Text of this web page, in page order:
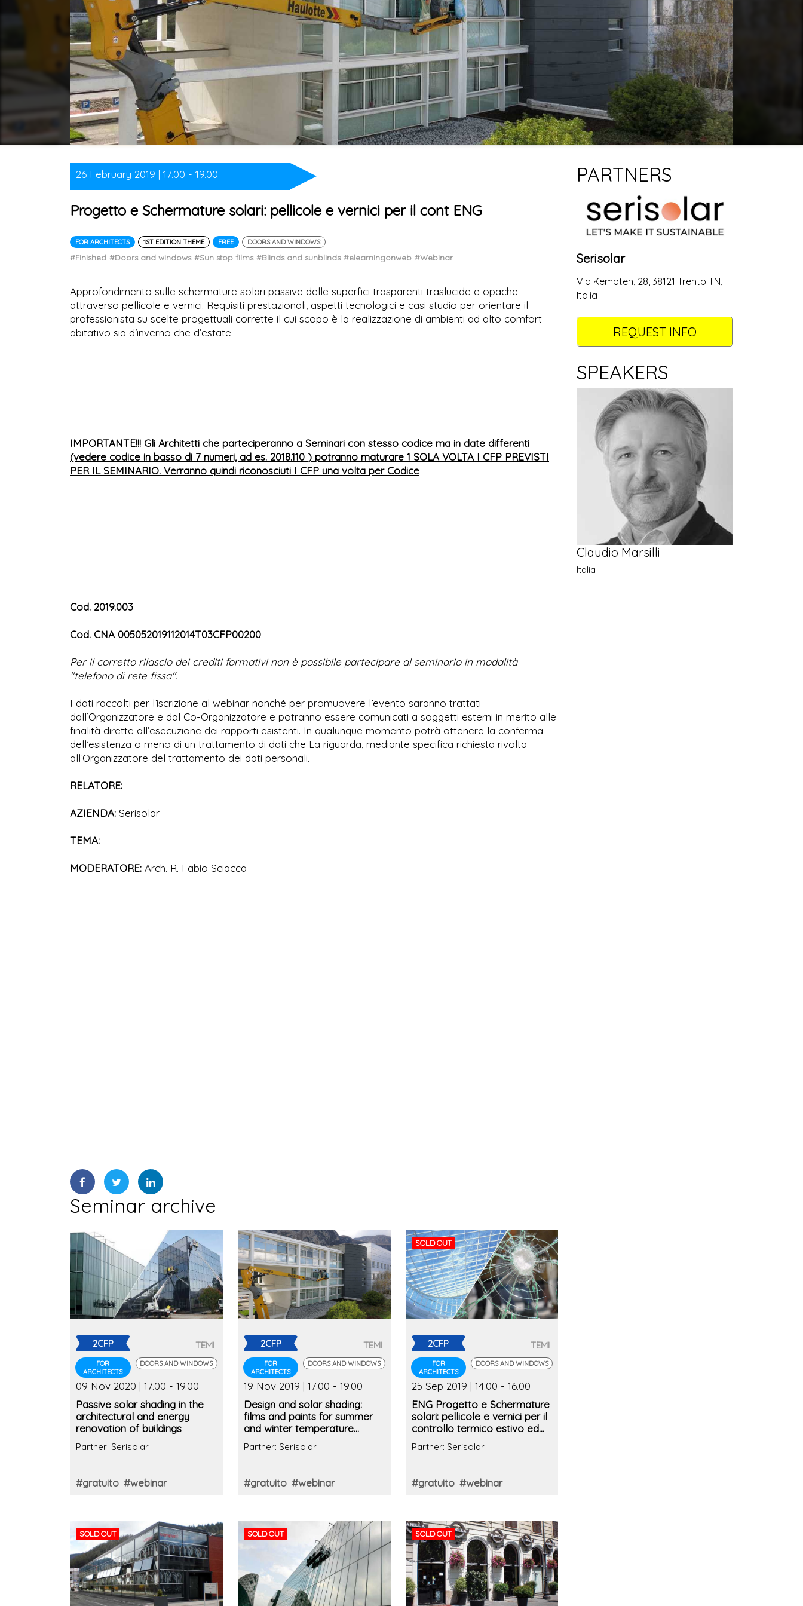
26 February 2019 | 17.00 - 19.00
Progetto e Schermature solari: pellicole e vernici per il cont ENG
FOR ARCHITECTS 1ST EDITION THEME FREE DOORS AND WINDOWS
#Finished #Doors and windows #Sun stop films #Blinds and sunblinds #elearningonweb #Webinar
Approfondimento sulle schermature solari passive delle superfici trasparenti traslucide e opache
attraverso pellicole e vernici. Requisiti prestazionali, aspetti tecnologici e casi studio per orientare il
professionista su scelte progettuali corrette il cui scopo è la realizzazione di ambienti ad alto comfort
abitativo sia d’inverno che d’estate
IMPORTANTE!!! Gli Architetti che parteciperanno a Seminari con stesso codice ma in date differenti
(vedere codice in basso di 7 numeri, ad es. 2018.110 ) potranno maturare 1 SOLA VOLTA I CFP PREVISTI
PER IL SEMINARIO. Verranno quindi riconosciuti I CFP una volta per Codice
Cod. 2019.003
Cod. CNA 005052019112014T03CFP00200
Per il corretto rilascio dei crediti formativi non è possibile partecipare al seminario in modalità
"telefono di rete fissa".
I dati raccolti per l’iscrizione al webinar nonché per promuovere l’evento saranno trattati
dall’Organizzatore e dal Co-Organizzatore e potranno essere comunicati a soggetti esterni in merito alle
finalità dirette all’esecuzione dei rapporti esistenti. In qualunque momento potrà ottenere la conferma
dell’esistenza o meno di un trattamento di dati che La riguarda, mediante specifica richiesta rivolta
all’Organizzatore del trattamento dei dati personali.
RELATORE: --
AZIENDA: Serisolar
TEMA: --
MODERATORE: Arch. R. Fabio Sciacca
Seminar archive
2CFP
FOR
ARCHITECTS
TEMI
DOORS AND WINDOWS
09 Nov 2020 | 17.00 - 19.00
Passive solar shading in the
architectural and energy
renovation of buildings
Partner: Serisolar
#gratuito #webinar
2CFP
FOR
ARCHITECTS
TEMI
DOORS AND WINDOWS
19 Nov 2019 | 17.00 - 19.00
Design and solar shading:
films and paints for summer
and winter temperature
Partner: Serisolar
#gratuito #webinar
SOLD OUT
2CFP
FOR
ARCHITECTS
TEMI
DOORS AND WINDOWS
25 Sep 2019 | 14.00 - 16.00
ENG Progetto e Schermature
solari: pellicole e vernici per il
controllo termico estivo ed
Partner: Serisolar
#gratuito #webinar
SOLD OUT SOLD OUT SOLD OUT
PARTNERS
Serisolar
Via Kempten, 28, 38121 Trento TN,
Italia
REQUEST INFO
SPEAKERS
Claudio Marsilli
Italia